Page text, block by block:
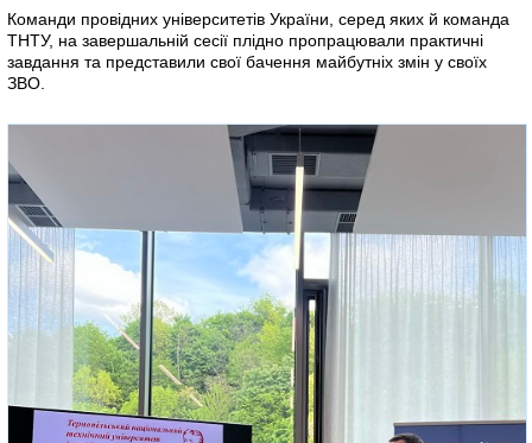
Команди провідних університетів України, серед яких й команда
ТНТУ, на завершальній сесії плідно пропрацювали практичні
завдання та представили свої бачення майбутніх змін у своїх
ЗВО.